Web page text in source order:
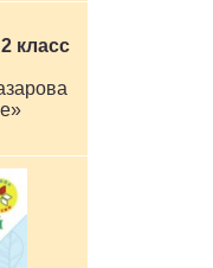
класс